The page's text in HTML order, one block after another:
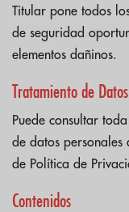
Titular pone todos
de seguridad
elementos dañinos.
Tratamiento de
Puede consultar
de datos
de Política de
Contenidos